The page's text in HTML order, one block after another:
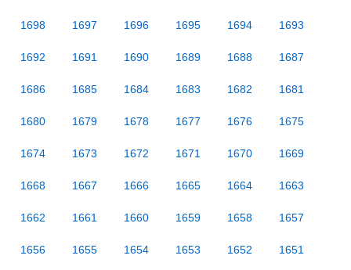
1698 1697 1696 1695 1694 1693
1692 1691 1690 1689 1688 1687
1686 1685 1684 1683 1682 1681
1680 1679 1678 1677 1676 1675
1674 1673 1672 1671 1670 1669
1668 1667 1666 1665 1664 1663
1662 1661 1660 1659 1658 1657
1656 1655 1654 1653 1652 1651